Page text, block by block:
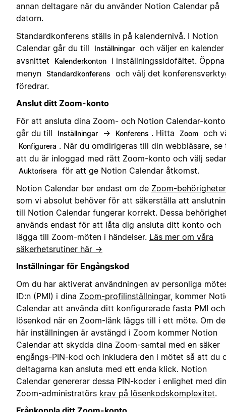
annan deltagare när du använder Notion Calendar på
datorn.
Standardkonferens ställs in på kalendernivå. I Notion
Calendar går du till
Inställningar och väljer en kalender
avsnittet
Kalenderkonton
i inställningssidofältet. Öppna
menyn Standardkonferens
och välj det
föredrar.
Anslut ditt Zoom-konto
För att ansluta dina Zoom- och Notion Calendar-
går du till
Inställningar → Konferens . Hitta Zoom och
Konfigurera . När du omdirigeras till din webbläsare, se
att du är inloggad med rätt Zoom-konto och välj
Auktorisera
för att ge Notion Calendar åtkomst.
Notion Calendar ber endast om de Zoom-behörigheter
som vi absolut behöver för att säkerställa att
till Notion Calendar fungerar korrekt. Dessa
används endast för att låta dig ansluta ditt konto och
lägga till Zoom-möten i händelser. Läs mer om våra
säkerhetsrutiner här →
Inställningar för Engångskod
Om du har aktiverat användningen av personliga
ID:n (PMI) i dina Zoom-profilinställningar, kommer
Calendar att använda ditt konfigurerade fasta PMI och
lösenkod när en Zoom-länk läggs till i ett möte. Om
här inställningen är avstängd i Zoom kommer Notion
Calendar att skydda dina Zoom-samtal med en säker
engångs-PIN-kod och inkludera den i mötet så att du
deltagarna kan ansluta med ett enda klick. Notion
Calendar genererar dessa PIN-koder i enlighet med din
Zoom-administratörs krav på lösenkodskomplexitet.